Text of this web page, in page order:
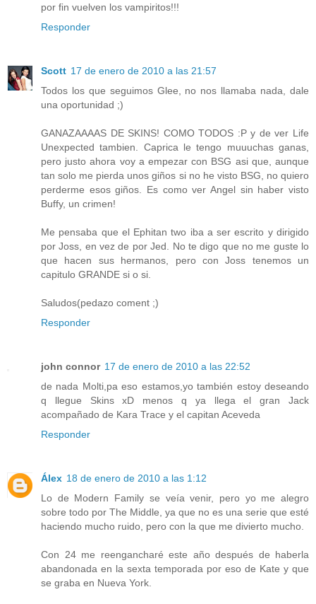
por fin vuelven los vampiritos!!!
Responder
Scott 17 de enero de 2010 a las 21:57
Todos los que seguimos Glee, no nos llamaba nada, dale
una oportunidad ;)
GANAZAAAAS DE SKINS! COMO TODOS :P y de ver Life
Unexpected tambien. Caprica le tengo muuuchas ganas,
pero justo ahora voy a empezar con BSG asi que, aunque
tan solo me pierda unos giños si no he visto BSG, no quiero
perderme esos giños. Es como ver Angel sin haber visto
Buffy, un crimen!
Me pensaba que el Ephitan two iba a ser escrito y dirigido
por Joss, en vez de por Jed. No te digo que no me guste lo
que hacen sus hermanos, pero con Joss tenemos un
capitulo GRANDE si o si.
Saludos(pedazo coment ;)
Responder
john connor 17 de enero de 2010 a las 22:52
de nada Molti,pa eso estamos,yo también estoy deseando
q llegue Skins xD menos q ya llega el gran Jack
acompañado de Kara Trace y el capitan Aceveda
Responder
Álex 18 de enero de 2010 a las 1:12
Lo de Modern Family se veía venir, pero yo me alegro
sobre todo por The Middle, ya que no es una serie que esté
haciendo mucho ruido, pero con la que me divierto mucho.
Con 24 me reengancharé este año después de haberla
abandonada en la sexta temporada por eso de Kate y que
se graba en Nueva York.